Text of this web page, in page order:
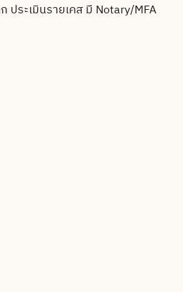
ประเมินรายเคส มี Notary/MFA